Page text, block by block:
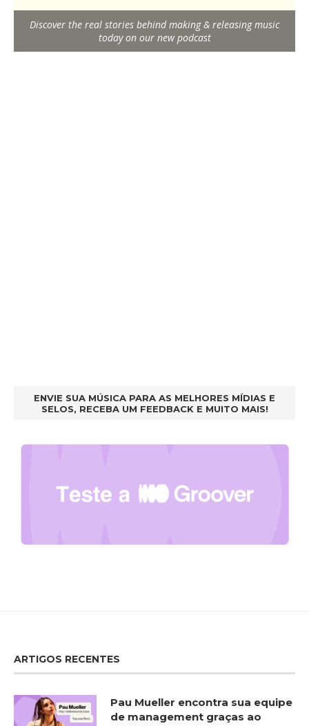
Discover the real stories behind making & releasing music
today on our new podcast
ENVIE SUA MÚSICA PARA AS MELHORES MÍDIAS E
SELOS, RECEBA UM FEEDBACK E MUITO MAIS!
ARTIGOS RECENTES
Pau Mueller encontra sua equipe
de management graças ao